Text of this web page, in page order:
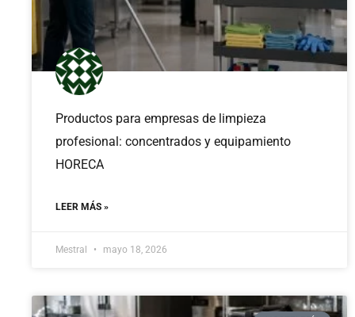
Productos para empresas de limpieza
profesional: concentrados y equipamiento
HORECA
LEER MÁS »
Mestral mayo 18, 2026